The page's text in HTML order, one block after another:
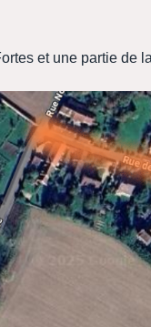
et une partie de